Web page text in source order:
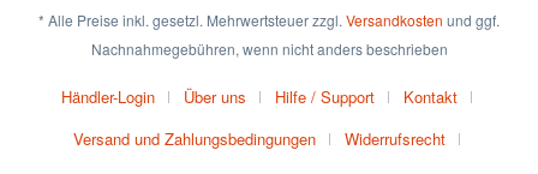
* Alle Preise inkl. gesetzl. Mehrwertsteuer zzgl. Versandkosten und ggf.
Nachnahmegebühren, wenn nicht anders beschrieben
Händler-Login Über uns Hilfe / Support
Kontakt
Versand und Zahlungsbedingungen
Widerrufsrecht